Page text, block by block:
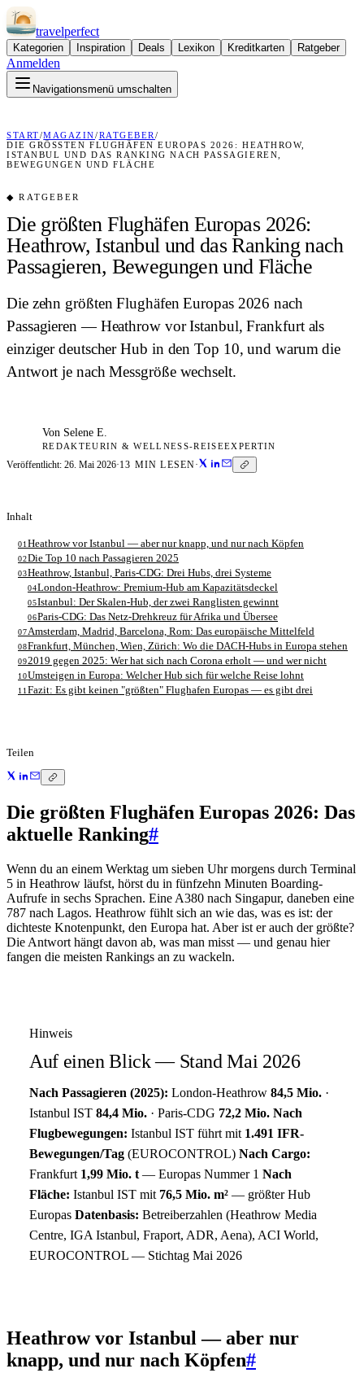
travelperfect
Kategorien Inspiration Deals Lexikon Kreditkarten Ratgeber
Anmelden
Navigationsmenü umschalten
START/MAGAZIN/RATGEBER /
DIE GRÖSSTEN FLUGHÄFEN EUROPAS 2026: HEATHROW, I
STANBUL UND DAS RANKING NACH PASSAGIEREN, B
EWEGUNGEN UND FLÄCHE
◆RATGEBER
Die größten Flughäfen Europas 2026:
Heathrow, Istanbul und das Ranking nach
Passagieren, Bewegungen und Fläche
Die zehn größten Flughäfen Europas 2026 nach
Passagieren — Heathrow vor Istanbul, Frankfurt als
einziger deutscher Hub in den Top 10, und warum die
Antwort je nach Messgröße wechselt.
Von Selene E.
REDAKTEURIN & WELLNESS-REISEEXPERTIN
Veröffentlicht: 26. Mai 2026·13 MIN LESEN·
Inhalt
01 Heathrow vor Istanbul — aber nur knapp, und nur nach Köpfen
02Die Top 10 nach Passagieren 2025
03Heathrow, Istanbul, Paris-CDG: Drei Hubs, drei Systeme
04London-Heathrow: Premium-Hub am Kapazitätsdeckel
05Istanbul: Der Skalen-Hub, der zwei Ranglisten gewinnt
06Paris-CDG: Das Netz-Drehkreuz für Afrika und Übersee
07Amsterdam, Madrid, Barcelona, Rom: Das europäische Mittelfeld
08Frankfurt, München, Wien, Zürich: Wo die DACH-Hubs in Europa stehen
092019 gegen 2025: Wer hat sich nach Corona erholt — und wer nicht
10Umsteigen in Europa: Welcher Hub sich für welche Reise lohnt
11 Fazit: Es gibt keinen "größten" Flughafen Europas — es gibt drei
Teilen
Die größten Flughäfen Europas 2026: Das
aktuelle Ranking#
Wenn du an einem Werktag um sieben Uhr morgens durch Terminal
5 in Heathrow läufst, hörst du in fünfzehn Minuten Boarding-
Aufrufe in sechs Sprachen. Eine A380 nach Singapur, daneben eine
787 nach Lagos. Heathrow fühlt sich an wie das, was es ist: der
dichteste Knotenpunkt, den Europa hat. Aber ist er auch der größte?
Die Antwort hängt davon ab, was man misst — und genau hier
fangen die meisten Rankings an zu wackeln.
Hinweis
Auf einen Blick — Stand Mai 2026
Nach Passagieren (2025): London-Heathrow 84,5 Mio. ·
Istanbul IST 84,4 Mio. · Paris-CDG 72,2 Mio. Nach
Flugbewegungen: Istanbul IST führt mit 1.491 IFR-
Bewegungen/Tag (EUROCONTROL) Nach Cargo:
Frankfurt 1,99 Mio. t — Europas Nummer 1 Nach
Fläche: Istanbul IST mit 76,5 Mio. m² — größter Hub
Europas Datenbasis: Betreiberzahlen (Heathrow Media
Centre, IGA Istanbul, Fraport, ADR, Aena), ACI World,
EUROCONTROL — Stichtag Mai 2026
Heathrow vor Istanbul — aber nur
knapp, und nur nach Köpfen#